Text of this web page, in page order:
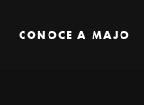
CONOCE A MAJO